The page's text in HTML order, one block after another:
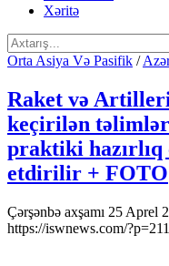
Xəritə
Orta Asiya Və Pasifik /
Raket və
keçirilən
praktiki hazırlıq
etdirilir + FOTO
Çərşənbə axşamı 25 Aprel
https://iswnews.com/